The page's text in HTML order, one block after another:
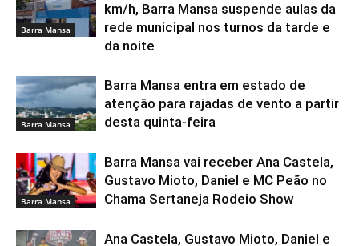
Barra Mansa
km/h, Barra Mansa suspende aulas da
rede municipal nos turnos da tarde e
da noite
Barra Mansa
Barra Mansa entra em estado de
atenção para rajadas de vento a partir
desta quinta-feira
Barra Mansa
Barra Mansa vai receber Ana Castela,
Gustavo Mioto, Daniel e MC Peão no
Chama Sertaneja Rodeio Show
Ana Castela, Gustavo Mioto, Daniel e